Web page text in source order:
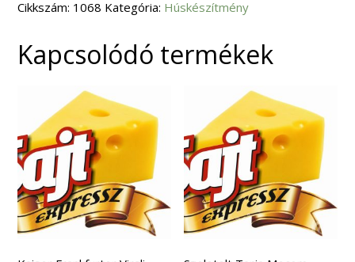
mennyiség
Cikkszám: 1068 Kategória: Húskészítmény
Kapcsolódó termékek